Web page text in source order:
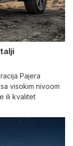
Pajera
visokim nivoom
ili kvalitet